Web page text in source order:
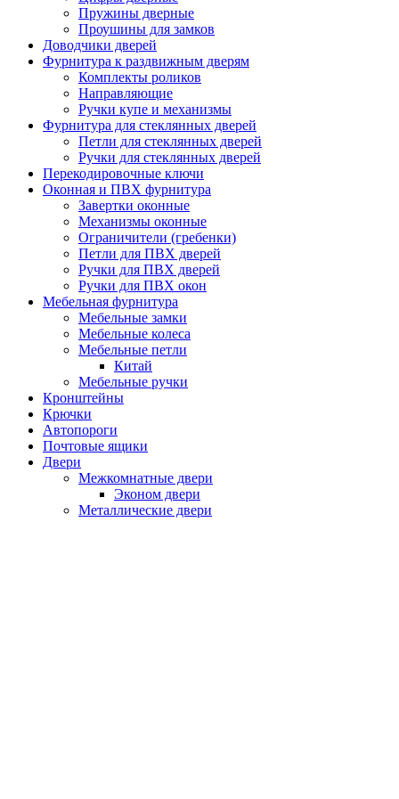
Пружины дверные
Проушины для замков
Доводчики дверей
Фурнитура к раздвижным дверям
Комплекты роликов
Направляющие
Ручки купе и механизмы
Фурнитура для стеклянных дверей
Петли для стеклянных дверей
Ручки для стеклянных дверей
Перекодировочные ключи
Оконная и ПВХ фурнитура
Завертки оконные
Механизмы оконные
Ограничители (гребенки)
Петли для ПВХ дверей
Ручки для ПВХ дверей
Ручки для ПВХ окон
Мебельная фурнитура
Мебельные замки
Мебельные колеса
Мебельные петли
Китай
Мебельные ручки
Кронштейны
Крючки
Автопороги
Почтовые ящики
Двери
Межкомнатные двери
Эконом двери
Металлические двери